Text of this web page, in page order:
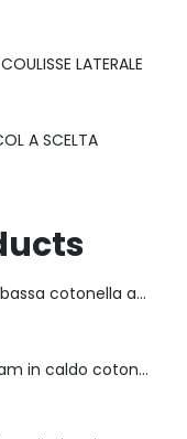
LATERALE
A SCELTA
Slip tripack donna vita bassa cotonella art 3165 in cotone elasticizzato
Maglia uomo nottingham in caldo cotone scollo a v manica lunga